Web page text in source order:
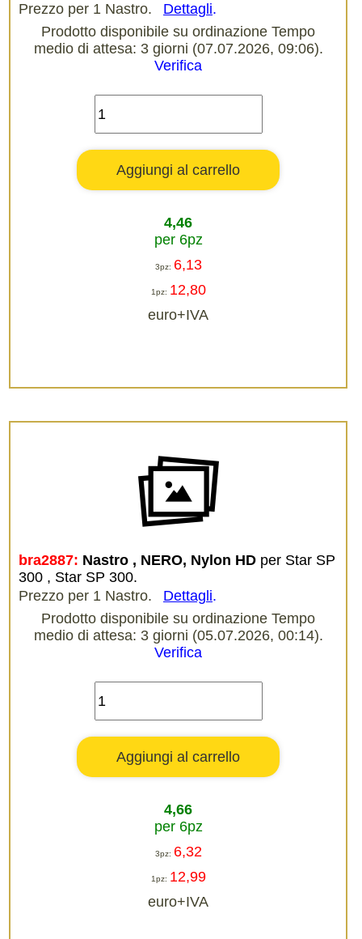
Prezzo per 1 Nastro.
Dettagli.
Prodotto disponibile su ordinazione Tempo
medio di attesa: 3 giorni (07.07.2026, 09:06).
Verifica
4,46
per 6pz
3pz: 6,13
1pz: 12,80
euro+IVA
bra2887: Nastro , NERO, Nylon HD per Star SP
300 , Star SP 300.
Prezzo per 1 Nastro.
Dettagli.
Prodotto disponibile su ordinazione Tempo
medio di attesa: 3 giorni (05.07.2026, 00:14).
Verifica
4,66
per 6pz
3pz: 6,32
1pz: 12,99
euro+IVA